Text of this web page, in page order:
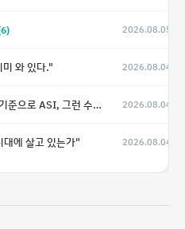
2026.08.05
와 있다." 2026.08.04
수준은 바로 다음 분기에 온다" 2026.08.04
대에 살고 있는가" 2026.08.04